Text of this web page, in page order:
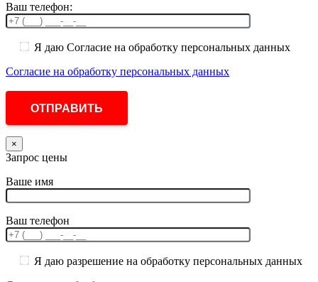
Ваш телефон:
Я даю Согласие на обработку персональных данных
Согласие на обработку персональных данных
×
Запрос цены
Ваше имя
Ваш телефон
Я даю разрешение на обработку персональных данных